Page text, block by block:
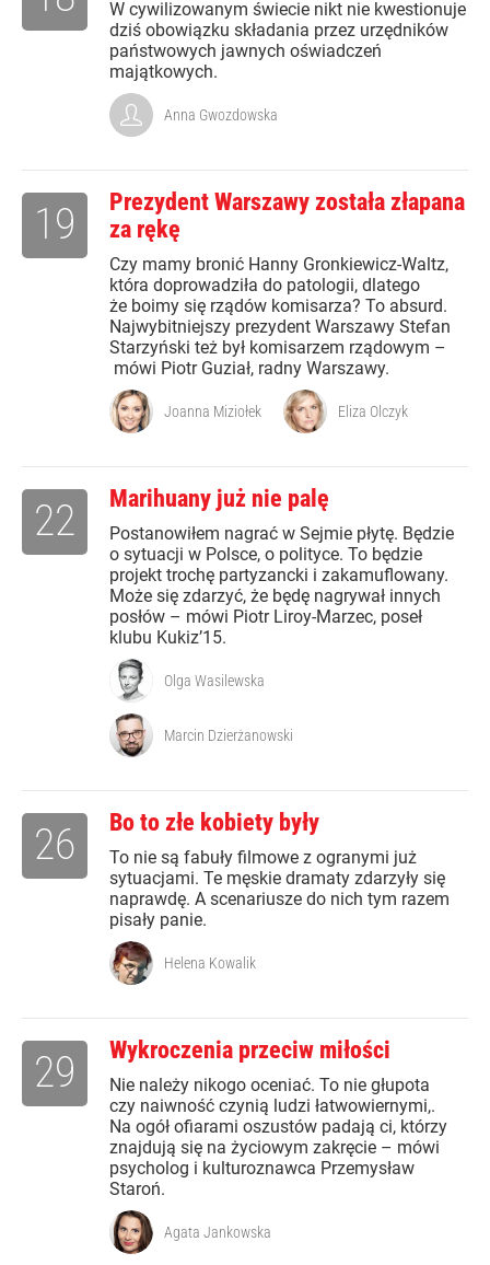
W cywilizowanym świecie nikt nie kwestionuje
dziś obowiązku składania przez urzędników
państwowych jawnych oświadczeń
majątkowych.
Anna Gwozdowska
Prezydent Warszawy została złapana
za rękę
Czy mamy bronić Hanny Gronkiewicz-Waltz,
która doprowadziła do patologii, dlatego
że boimy się rządów komisarza? To absurd.
Najwybitniejszy prezydent Warszawy Stefan
Starzyński też był komisarzem rządowym –
mówi Piotr Guział, radny Warszawy.
19
Joanna Miziołek Eliza Olczyk
Marihuany już nie palę
Postanowiłem nagrać w Sejmie płytę. Będzie
o sytuacji w Polsce, o polityce. To będzie
projekt trochę partyzancki i zakamuflowany.
Może się zdarzyć, że będę nagrywał innych
posłów – mówi Piotr Liroy-Marzec, poseł
klubu Kukiz’15.
22
Olga Wasilewska
Marcin Dzierżanowski
Bo to złe kobiety były
To nie są fabuły filmowe z ogranymi już
sytuacjami. Te męskie dramaty zdarzyły się
naprawdę. A scenariusze do nich tym razem
pisały panie.
26
Helena Kowalik
Wykroczenia przeciw miłości
Nie należy nikogo oceniać. To nie głupota
czy naiwność czynią ludzi łatwowiernymi,.
Na ogół ofiarami oszustów padają ci, którzy
znajdują się na życiowym zakręcie – mówi
psycholog i kulturoznawca Przemysław
Staroń.
29
Agata Jankowska